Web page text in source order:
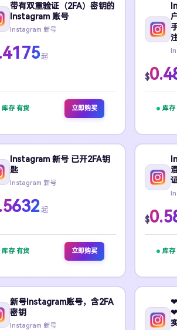
带有双重验证（2FA）密钥的
Instagram 账号
Instagram 新号
起
库存 有货 立即购买
$
库存
Instagram 新号 已开2FA钥
匙
Instagram 新号
起
库存 有货 立即购买
$
库存
新号Instagram账号，含2FA
密钥
Instagram 新号